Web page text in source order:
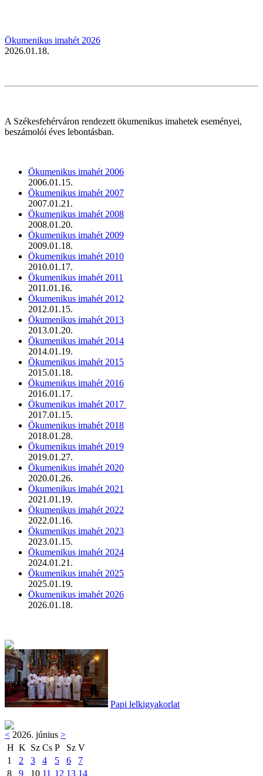
Ökumenikus imahét 2026
2026.01.18.
A Székesfehérváron rendezett ökumenikus imahetek eseményei,
beszámolói éves lebontásban.
Ökumenikus imahét 2006
2006.01.15.
Ökumenikus imahét 2007
2007.01.21.
Ökumenikus imahét 2008
2008.01.20.
Ökumenikus imahét 2009
2009.01.18.
Ökumenikus imahét 2010
2010.01.17.
Ökumenikus imahét 2011
2011.01.16.
Ökumenikus imahét 2012
2012.01.15.
Ökumenikus imahét 2013
2013.01.20.
Ökumenikus imahét 2014
2014.01.19.
Ökumenikus imahét 2015
2015.01.18.
Ökumenikus imahét 2016
2016.01.17.
Ökumenikus imahét 2017
2017.01.15.
Ökumenikus imahét 2018
2018.01.28.
Ökumenikus imahét 2019
2019.01.27.
Ökumenikus imahét 2020
2020.01.26.
Ökumenikus imahét 2021
2021.01.19.
Ökumenikus imahét 2022
2022.01.16.
Ökumenikus imahét 2023
2023.01.15.
Ökumenikus imahét 2024
2024.01.21.
Ökumenikus imahét 2025
2025.01.19.
Ökumenikus imahét 2026
2026.01.18.
Papi lelkigyakorlat
< 2026. június >
H K Sz Cs P Sz V
1
2 3 4 5 6
7
8
9 10 11 12 13 14